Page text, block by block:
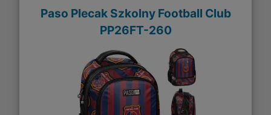
Paso Plecak Szkolny Football Club
PP26FT-260